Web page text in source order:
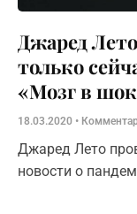
Джаред
только
«Мозг в
18.03.2020
Джаред Лето
новости о